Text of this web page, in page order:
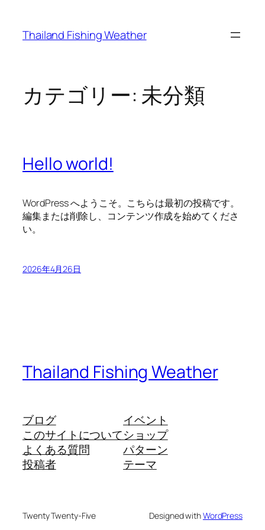
Thailand Fishing Weather
カテゴリー: 未分類
Hello world!
WordPress へようこそ。こちらは最初の投稿です。
編集または削除し、コンテンツ作成を始めてくださ
い。
2026年4月26日
Thailand Fishing Weather
ブログ
このサイトについて
よくある質問
投稿者
イベント
ショップ
パターン
テーマ
Twenty Twenty-Five Designed withWordPress